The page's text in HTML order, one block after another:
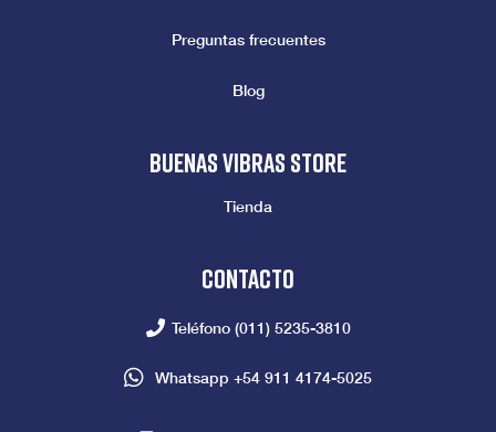
Preguntas frecuentes
Blog
Buenas vibras store
Tienda
Contacto
Teléfono (011) 5235-3810
Whatsapp +54 911 4174-5025